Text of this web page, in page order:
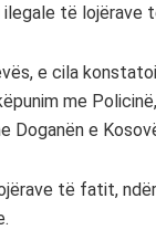
ilegale të lojërave
e cila
me
Doganën e
të fatit,